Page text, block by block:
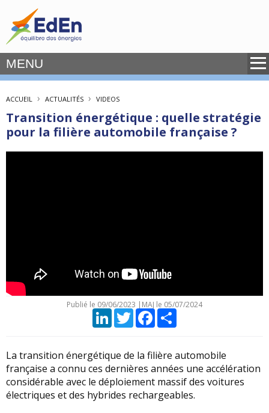
MENU
ACCUEIL › ACTUALITÉS › VIDEOS
Transition énergétique : quelle stratégie
pour la filière automobile française ?
Publié le 09/06/2023 MAJ le 05/07/2024
LinkedInTwitterFacebook
La transition énergétique de la filière automobile
française a connu ces dernières années une accélération
considérable avec le déploiement massif des voitures
électriques et des hybrides rechargeables.